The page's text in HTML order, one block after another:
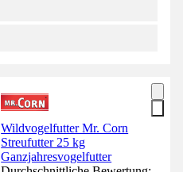
Wildvogelfutter Mr. Corn
Streufutter 25 kg
Ganzjahresvogelfutter